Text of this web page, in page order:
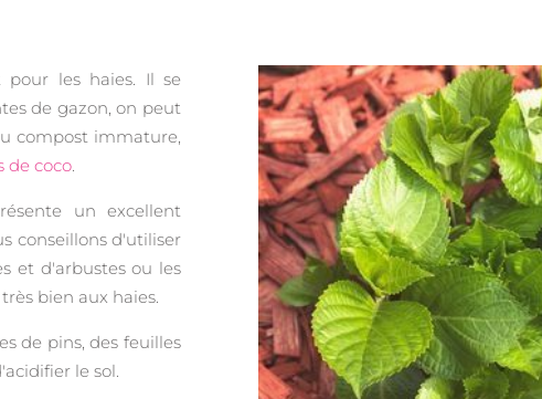
les haies. Il se
de gazon, on peut
compost immature,
de coco.
un excellent
conseillons d'utiliser
et d'arbustes ou les
bien aux haies.
de pins, des feuilles
le sol.